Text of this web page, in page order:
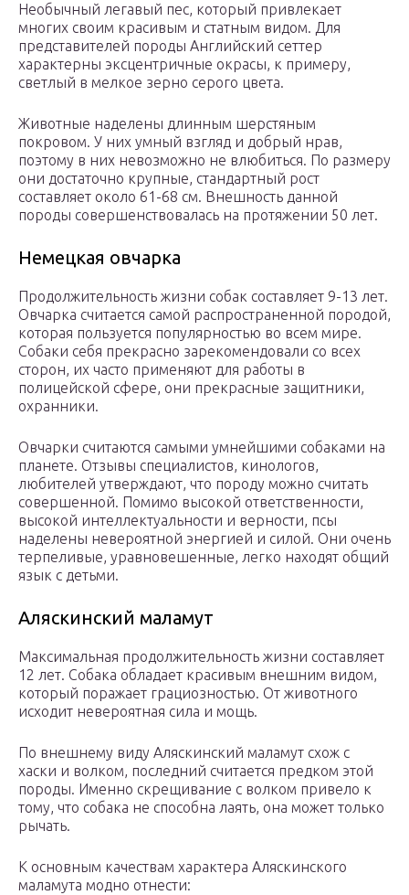
Необычный легавый пес, который привлекает
многих своим красивым и статным видом. Для
представителей породы Английский сеттер
характерны эксцентричные окрасы, к примеру,
светлый в мелкое зерно серого цвета.
Животные наделены длинным шерстяным
покровом. У них умный взгляд и добрый нрав,
поэтому в них невозможно не влюбиться. По размеру
они достаточно крупные, стандартный рост
составляет около 61-68 см. Внешность данной
породы совершенствовалась на протяжении 50 лет.
Немецкая овчарка
Продолжительность жизни собак составляет 9-13 лет.
Овчарка считается самой распространенной породой,
которая пользуется популярностью во всем мире.
Собаки себя прекрасно зарекомендовали со всех
сторон, их часто применяют для работы в
полицейской сфере, они прекрасные защитники,
охранники.
Овчарки считаются самыми умнейшими собаками на
планете. Отзывы специалистов, кинологов,
любителей утверждают, что породу можно считать
совершенной. Помимо высокой ответственности,
высокой интеллектуальности и верности, псы
наделены невероятной энергией и силой. Они очень
терпеливые, уравновешенные, легко находят общий
язык с детьми.
Аляскинский маламут
Максимальная продолжительность жизни составляет
12 лет. Собака обладает красивым внешним видом,
который поражает грациозностью. От животного
исходит невероятная сила и мощь.
По внешнему виду Аляскинский маламут схож с
хаски и волком, последний считается предком этой
породы. Именно скрещивание с волком привело к
тому, что собака не способна лаять, она может только
рычать.
К основным качествам характера Аляскинского
маламута модно отнести: